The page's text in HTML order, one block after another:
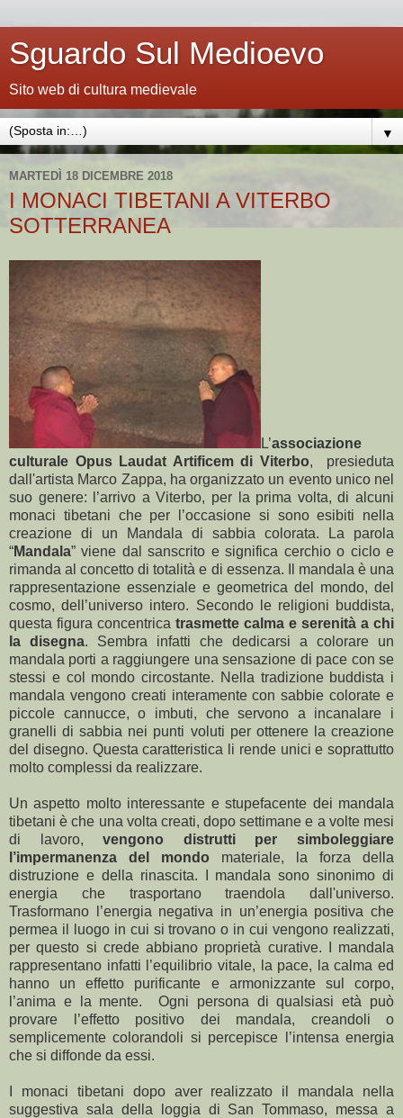
Sguardo Sul Medioevo
Sito web di cultura medievale
▼
MARTEDÌ 18 DICEMBRE 2018
I MONACI TIBETANI A VITERBO
SOTTERRANEA
L’associazione
culturale Opus Laudat Artificem di Viterbo, presieduta
dall'artista Marco Zappa, ha organizzato un evento unico nel
suo genere: l’arrivo a Viterbo, per la prima volta, di alcuni
monaci tibetani che per l’occasione si sono esibiti nella
creazione di un Mandala di sabbia colorata. La parola
“Mandala” viene dal sanscrito e significa cerchio o ciclo e
rimanda al concetto di totalità e di essenza. Il mandala è una
rappresentazione essenziale e geometrica del mondo, del
cosmo, dell’universo intero. Secondo le religioni buddista,
questa figura concentrica trasmette calma e serenità a chi
la disegna. Sembra infatti che dedicarsi a colorare un
mandala porti a raggiungere una sensazione di pace con se
stessi e col mondo circostante. Nella tradizione buddista i
mandala vengono creati interamente con sabbie colorate e
piccole cannucce, o imbuti, che servono a incanalare i
granelli di sabbia nei punti voluti per ottenere la creazione
del disegno. Questa caratteristica li rende unici e soprattutto
molto complessi da realizzare.
Un aspetto molto interessante e stupefacente dei mandala
tibetani è che una volta creati, dopo settimane e a volte mesi
di lavoro,vengono distrutti per simboleggiare
l’impermanenza del mondo materiale, la forza della
distruzione e della rinascita. I mandala sono sinonimo di
energia che trasportano traendola dall'universo.
Trasformano l’energia negativa in un’energia positiva che
permea il luogo in cui si trovano o in cui vengono realizzati,
per questo si crede abbiano proprietà curative. I mandala
rappresentano infatti l’equilibrio vitale, la pace, la calma ed
hanno un effetto purificante e armonizzante sul corpo,
l’anima e la mente. Ogni persona di qualsiasi età può
provare l’effetto positivo dei mandala, creandoli o
semplicemente colorandoli si percepisce l’intensa energia
che si diffonde da essi.
I monaci tibetani dopo aver realizzato il mandala nella
suggestiva sala della loggia di San Tommaso, messa a